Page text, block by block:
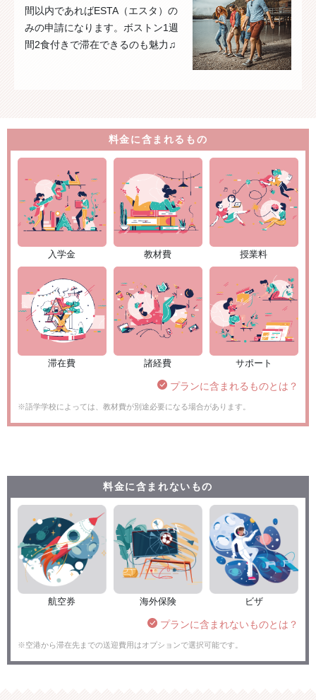
間以内であればESTA（エスタ）の
みの申請になります。ボストン1週
間2食付きで滞在できるのも魅力♫
料金に含まれるもの
入学金 教材費 授業料
滞在費 諸経費 サポート
プランに含まれるものとは？
※語学学校によっては、教材費が別途必要になる場合があります。
料金に含まれないもの
航空券 海外保険 ビザ
プランに含まれないものとは？
※空港から滞在先までの送迎費用はオプションで選択可能です。